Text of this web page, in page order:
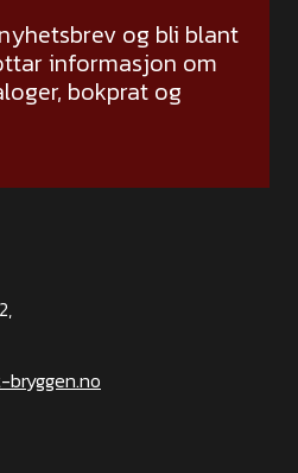
og bli blant
informasjon om
bokprat og